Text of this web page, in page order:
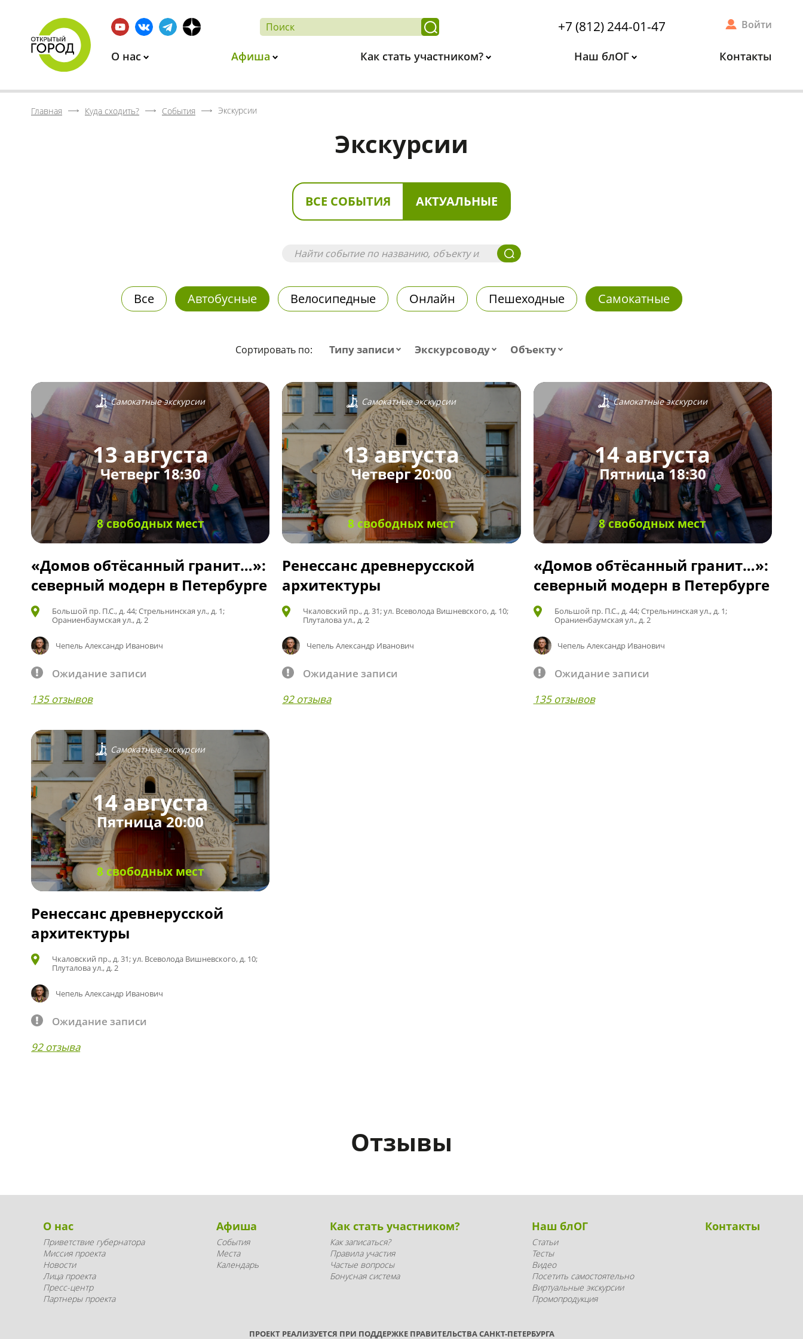
+7 (812) 244-01-47 Войти
О нас Афиша Как стать участником? Наш блОГ Контакты
Главная Куда сходить? События Экскурсии
Экскурсии
ВСЕ СОБЫТИЯ АКТУАЛЬНЫЕ
Все Автобусные Велосипедные Онлайн Пешеходные Самокатные
Сортировать по: Типу записи Экскурсоводу Объекту
Самокатные экскурсии
13 августа
Четверг 18:30
8 свободных мест
«Домов обтёсанный гранит…»:
северный модерн в Петербурге
Большой пр. П.С., д. 44; Стрельнинская ул., д. 1;
Ораниенбаумская ул., д. 2
Чепель Александр Иванович
Ожидание записи
135 отзывов
Самокатные экскурсии
13 августа
Четверг 20:00
8 свободных мест
Ренессанс древнерусской
архитектуры
Чкаловский пр., д. 31; ул. Всеволода Вишневского, д. 10;
Плуталова ул., д. 2
Чепель Александр Иванович
Ожидание записи
92 отзыва
Самокатные экскурсии
14 августа
Пятница 18:30
8 свободных мест
«Домов обтёсанный гранит…»:
северный модерн в Петербурге
Большой пр. П.С., д. 44; Стрельнинская ул., д. 1;
Ораниенбаумская ул., д. 2
Чепель Александр Иванович
Ожидание записи
135 отзывов
Самокатные экскурсии
14 августа
Пятница 20:00
8 свободных мест
Ренессанс древнерусской
архитектуры
Чкаловский пр., д. 31; ул. Всеволода Вишневского, д. 10;
Плуталова ул., д. 2
Чепель Александр Иванович
Ожидание записи
92 отзыва
Отзывы
О нас
Приветствие губернатора
Миссия проекта
Новости
Лица проекта
Пресс-центр
Партнеры проекта
Афиша
События
Места
Календарь
Как стать участником?
Как записаться?
Правила участия
Частые вопросы
Бонусная система
Наш блОГ
Статьи
Тесты
Видео
Посетить самостоятельно
Виртуальные экскурсии
Промопродукция
Контакты
ПРОЕКТ РЕАЛИЗУЕТСЯ ПРИ ПОДДЕРЖКЕ ПРАВИТЕЛЬСТВА САНКТ-ПЕТЕРБУРГА